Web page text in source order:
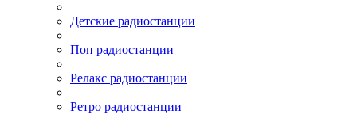
Детские радиостанции
Поп радиостанции
Релакс радиостанции
Ретро радиостанции